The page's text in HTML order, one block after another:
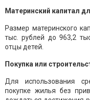
Материнский капитал
Размер материнского
тыс. рублей до 963,2
отцы детей.
Покупка или
Для использования
покупке жилья без